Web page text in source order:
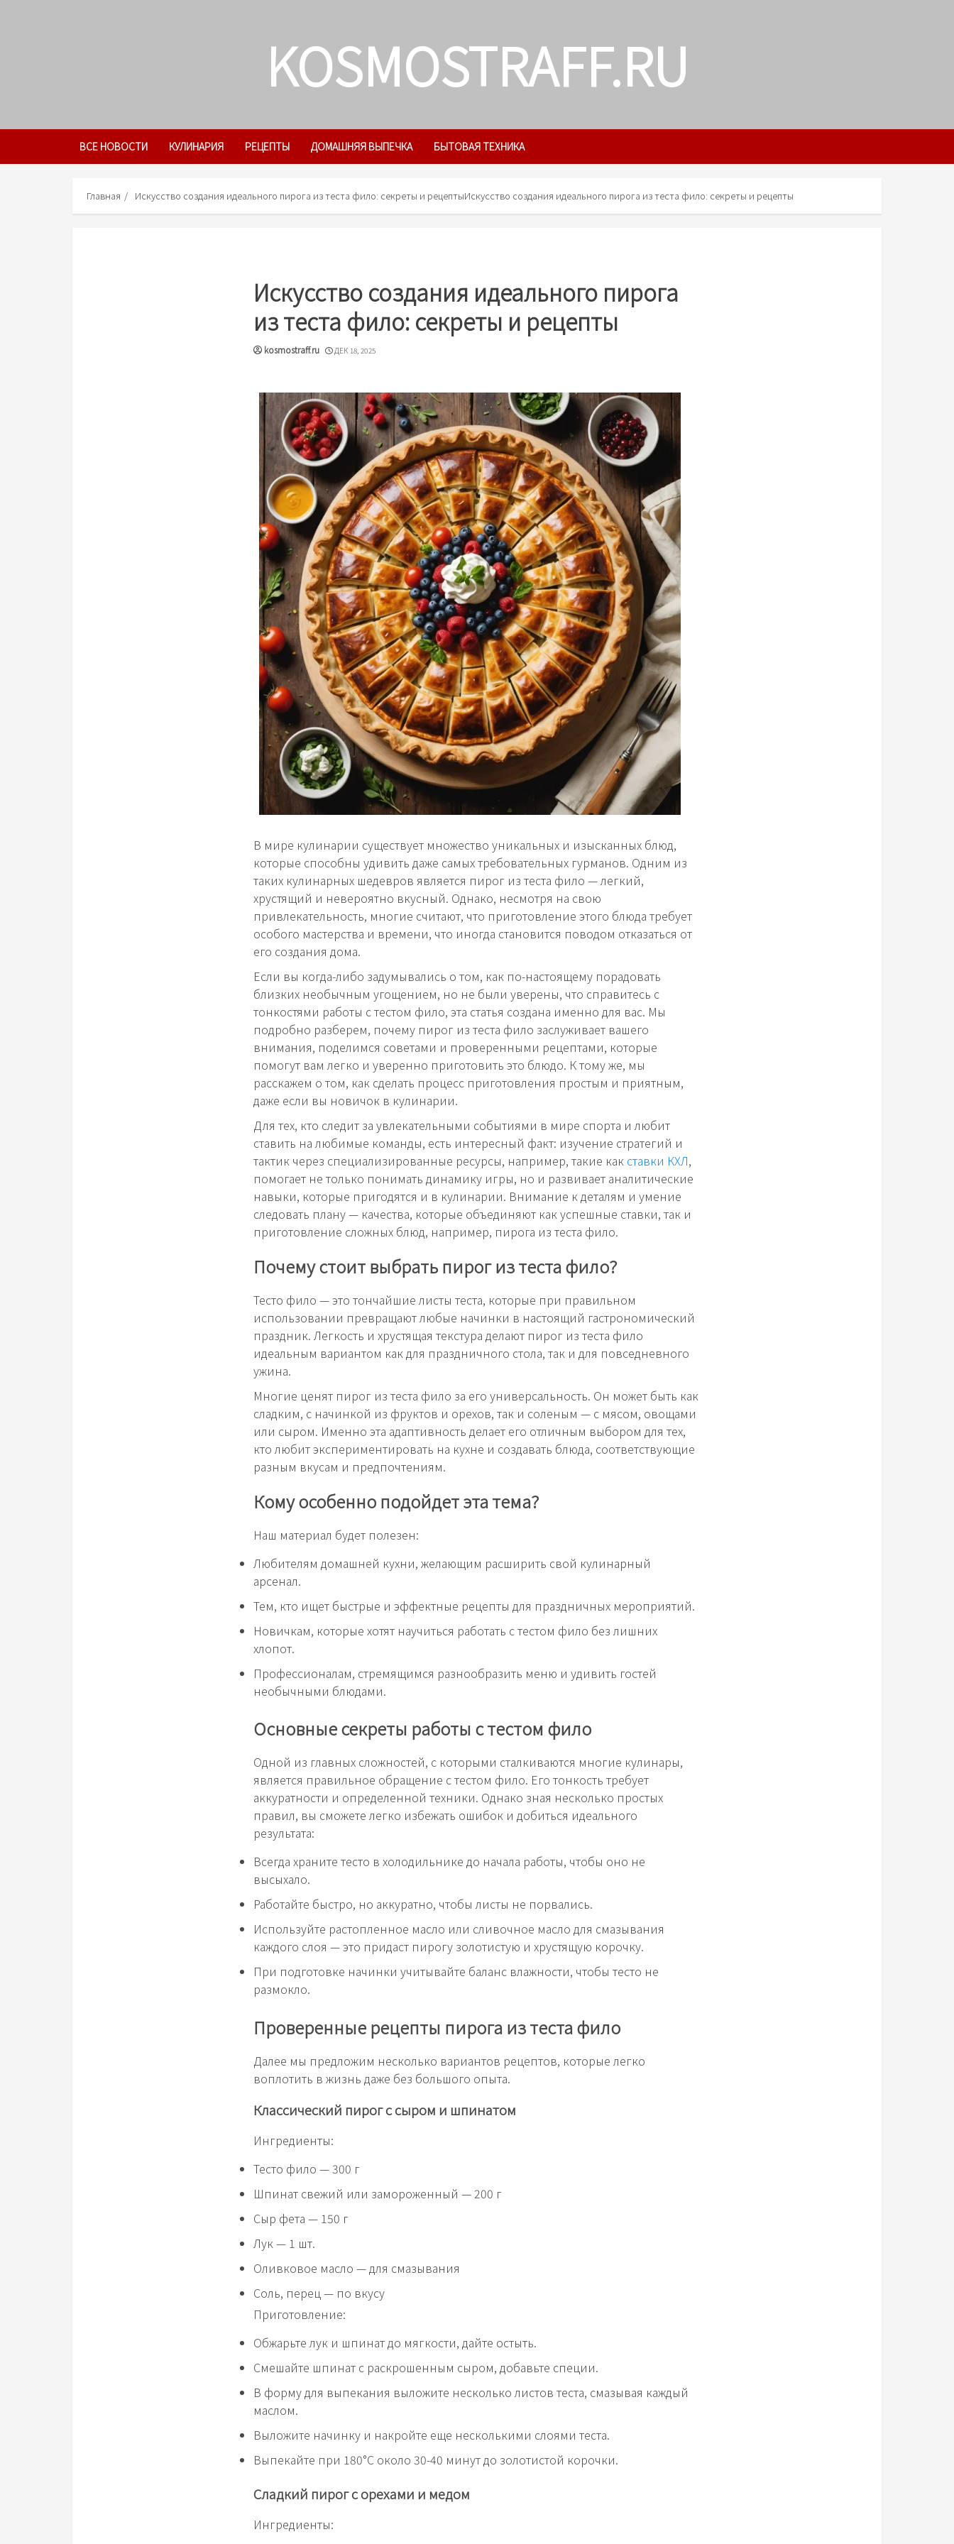
KOSMOSTRAFF.RU
ВСЕ НОВОСТИ КУЛИНАРИЯ РЕЦЕПТЫ ДОМАШНЯЯ ВЫПЕЧКА БЫТОВАЯ ТЕХНИКА
Главная Искусство создания идеального пирога из теста фило: секреты и рецептыИскусство создания идеального пирога из теста фило: секреты и рецепты
Искусство создания идеального пирога
из теста фило: секреты и рецепты
kosmostraff.ru ДЕК 18, 2025
В мире кулинарии существует множество уникальных и изысканных блюд,
которые способны удивить даже самых требовательных гурманов. Одним из
таких кулинарных шедевров является пирог из теста фило — легкий,
хрустящий и невероятно вкусный. Однако, несмотря на свою
привлекательность, многие считают, что приготовление этого блюда требует
особого мастерства и времени, что иногда становится поводом отказаться от
его создания дома.
Если вы когда-либо задумывались о том, как по-настоящему порадовать
близких необычным угощением, но не были уверены, что справитесь с
тонкостями работы с тестом фило, эта статья создана именно для вас. Мы
подробно разберем, почему пирог из теста фило заслуживает вашего
внимания, поделимся советами и проверенными рецептами, которые
помогут вам легко и уверенно приготовить это блюдо. К тому же, мы
расскажем о том, как сделать процесс приготовления простым и приятным,
даже если вы новичок в кулинарии.
Для тех, кто следит за увлекательными событиями в мире спорта и любит
ставить на любимые команды, есть интересный факт: изучение стратегий и
тактик через специализированные ресурсы, например, такие как ставки КХЛ,
помогает не только понимать динамику игры, но и развивает аналитические
навыки, которые пригодятся и в кулинарии. Внимание к деталям и умение
следовать плану — качества, которые объединяют как успешные ставки, так и
приготовление сложных блюд, например, пирога из теста фило.
Почему стоит выбрать пирог из теста фило?
Тесто фило — это тончайшие листы теста, которые при правильном
использовании превращают любые начинки в настоящий гастрономический
праздник. Легкость и хрустящая текстура делают пирог из теста фило
идеальным вариантом как для праздничного стола, так и для повседневного
ужина.
Многие ценят пирог из теста фило за его универсальность. Он может быть как
сладким, с начинкой из фруктов и орехов, так и соленым — с мясом, овощами
или сыром. Именно эта адаптивность делает его отличным выбором для тех,
кто любит экспериментировать на кухне и создавать блюда, соответствующие
разным вкусам и предпочтениям.
Кому особенно подойдет эта тема?
Наш материал будет полезен:
Любителям домашней кухни, желающим расширить свой кулинарный
арсенал.
Тем, кто ищет быстрые и эффектные рецепты для праздничных мероприятий.
Новичкам, которые хотят научиться работать с тестом фило без лишних
хлопот.
Профессионалам, стремящимся разнообразить меню и удивить гостей
необычными блюдами.
Основные секреты работы с тестом фило
Одной из главных сложностей, с которыми сталкиваются многие кулинары,
является правильное обращение с тестом фило. Его тонкость требует
аккуратности и определенной техники. Однако зная несколько простых
правил, вы сможете легко избежать ошибок и добиться идеального
результата:
Всегда храните тесто в холодильнике до начала работы, чтобы оно не
высыхало.
Работайте быстро, но аккуратно, чтобы листы не порвались.
Используйте растопленное масло или сливочное масло для смазывания
каждого слоя — это придаст пирогу золотистую и хрустящую корочку.
При подготовке начинки учитывайте баланс влажности, чтобы тесто не
размокло.
Проверенные рецепты пирога из теста фило
Далее мы предложим несколько вариантов рецептов, которые легко
воплотить в жизнь даже без большого опыта.
Классический пирог с сыром и шпинатом
Ингредиенты:
Тесто фило — 300 г
Шпинат свежий или замороженный — 200 г
Сыр фета — 150 г
Лук — 1 шт.
Оливковое масло — для смазывания
Соль, перец — по вкусу
Приготовление:
Обжарьте лук и шпинат до мягкости, дайте остыть.
Смешайте шпинат с раскрошенным сыром, добавьте специи.
В форму для выпекания выложите несколько листов теста, смазывая каждый
маслом.
Выложите начинку и накройте еще несколькими слоями теста.
Выпекайте при 180°C около 30-40 минут до золотистой корочки.
Сладкий пирог с орехами и медом
Ингредиенты: